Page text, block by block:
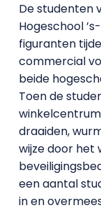
De studenten
Hogeschool
figuranten
commercial
beide
Toen de
draaiden,
wijze door het
een aantal
in en